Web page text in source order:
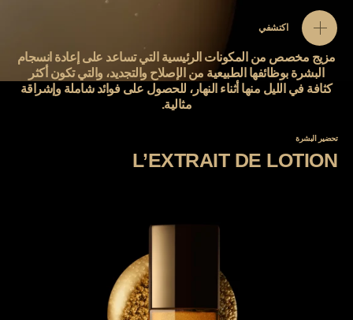
اكتشفي
مزيج مخصص من المكونات الرئيسية التي تساعد على إعادة انسجام
البشرة بوظائفها الطبيعية من الإصلاح والتجديد، والتي تكون أكثر
كثافة في الليل منها أثناء النهار، للحصول على فوائد شاملة وإشراقة
مثالية.
تحضير البشرة
L’EXTRAIT DE LOTION